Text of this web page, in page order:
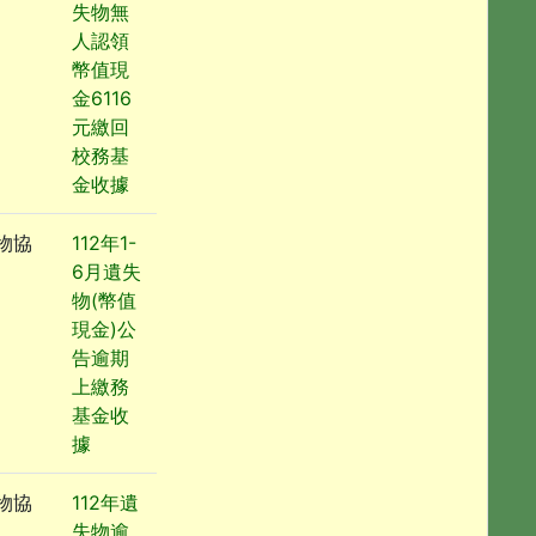
失物無
人認領
幣值現
金6116
元繳回
校務基
金收據
協
112年1-
6月遺失
物(幣值
現金)公
告逾期
上繳務
基金收
據
協
112年遺
失物逾